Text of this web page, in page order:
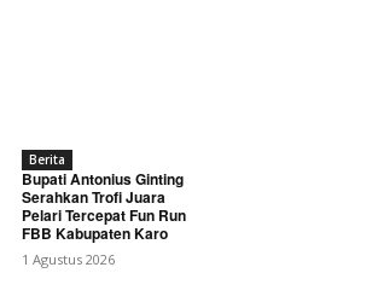
Berita
Bupati Antonius Ginting
Serahkan Trofi Juara
Pelari Tercepat Fun Run
FBB Kabupaten Karo
1 Agustus 2026